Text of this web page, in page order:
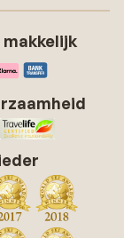
makkelijk